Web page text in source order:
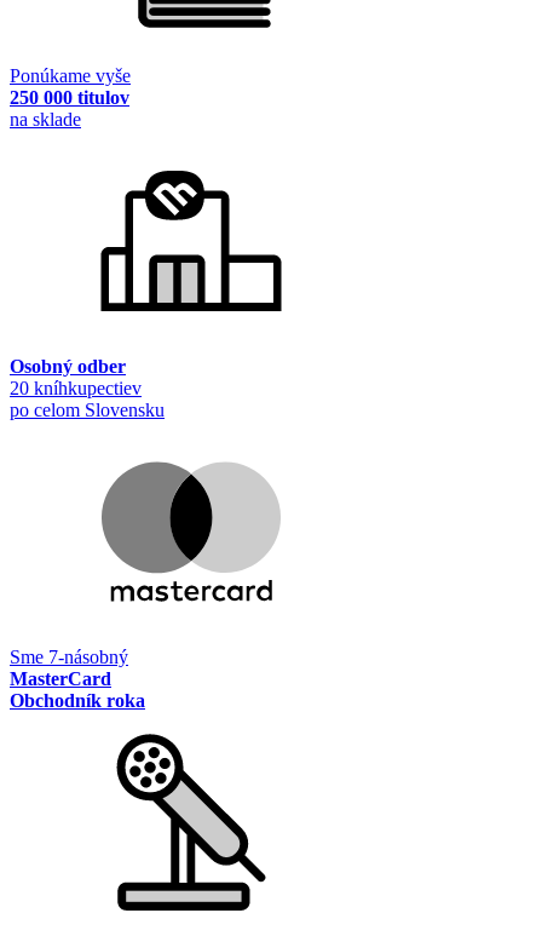
Ponúkame vyše
250 000 titulov
na sklade
Osobný odber
20 kníhkupectiev
po celom Slovensku
Sme 7-násobný
MasterCard
Obchodník roka